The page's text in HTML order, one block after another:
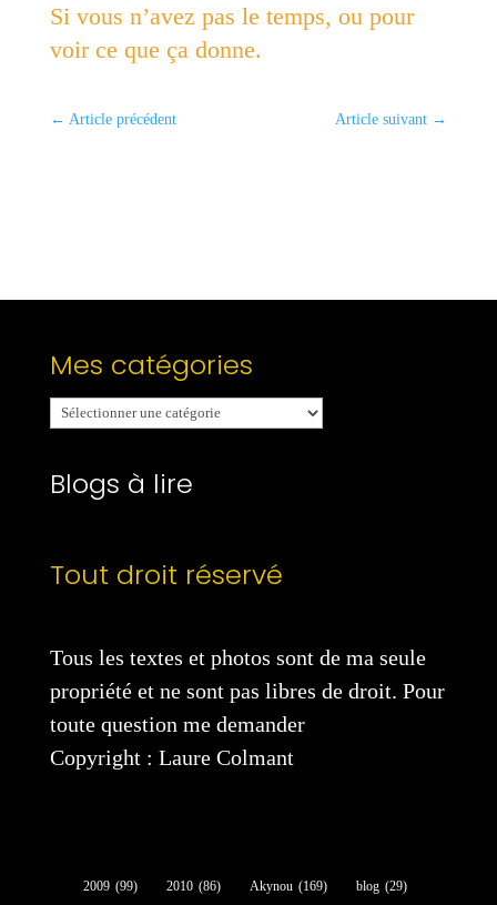
Si vous n’avez pas le temps, ou pour
voir ce que ça donne.
← Article précédent Article suivant →
Mes catégories
Mes
catégories
Blogs à lire
Tout droit réservé
Tous les textes et photos sont de ma seule
propriété et ne sont pas libres de droit. Pour
toute question me demander
Copyright : Laure Colmant
2009 (99) 2010 (86) Akynou (169) blog (29)